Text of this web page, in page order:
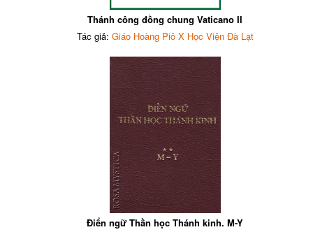
Thánh công đồng chung Vaticano II
Tác giả: Giáo Hoàng Piô X Học Viện Đà Lạt
Điển ngữ Thần học Thánh kinh. M-Y